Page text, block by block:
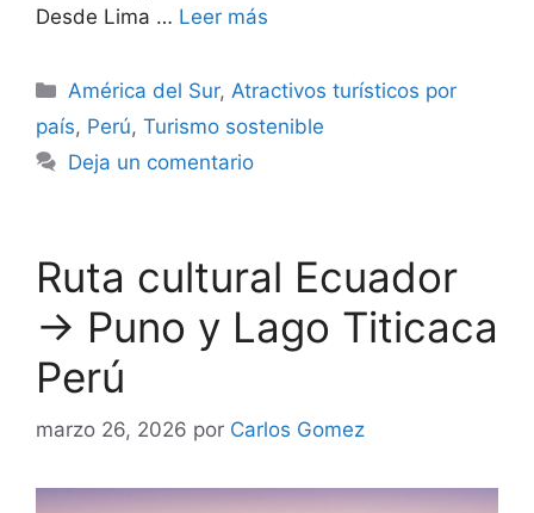
Desde Lima … Leer más
Categorías
América del Sur, Atractivos turísticos por
país, Perú, Turismo sostenible
Deja un comentario
Ruta cultural Ecuador
→ Puno y Lago Titicaca
Perú
marzo 26, 2026 por Carlos Gomez